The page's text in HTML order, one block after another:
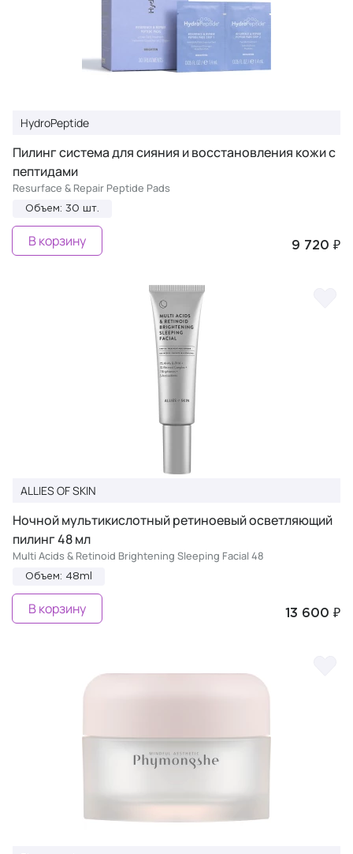
HydroPeptide
Пилинг система для сияния и восстановления кожи с
пептидами
Resurface & Repair Peptide Pads
Объем: 30 шт.
9 720 ₽
В корзину
ALLIES OF SKIN
Ночной мультикислотный ретиноевый осветляющий
пилинг 48 мл
Multi Acids & Retinoid Brightening Sleeping Facial 48
Объем: 48ml
13 600 ₽
В корзину